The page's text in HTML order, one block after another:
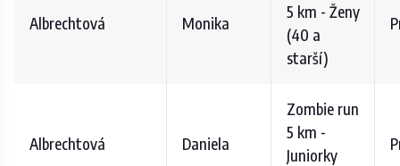
Albrechtová Monika
5 km - Ženy
(40 a
starší)
Albrechtová Daniela
Zombie run
5 km -
Juniorky